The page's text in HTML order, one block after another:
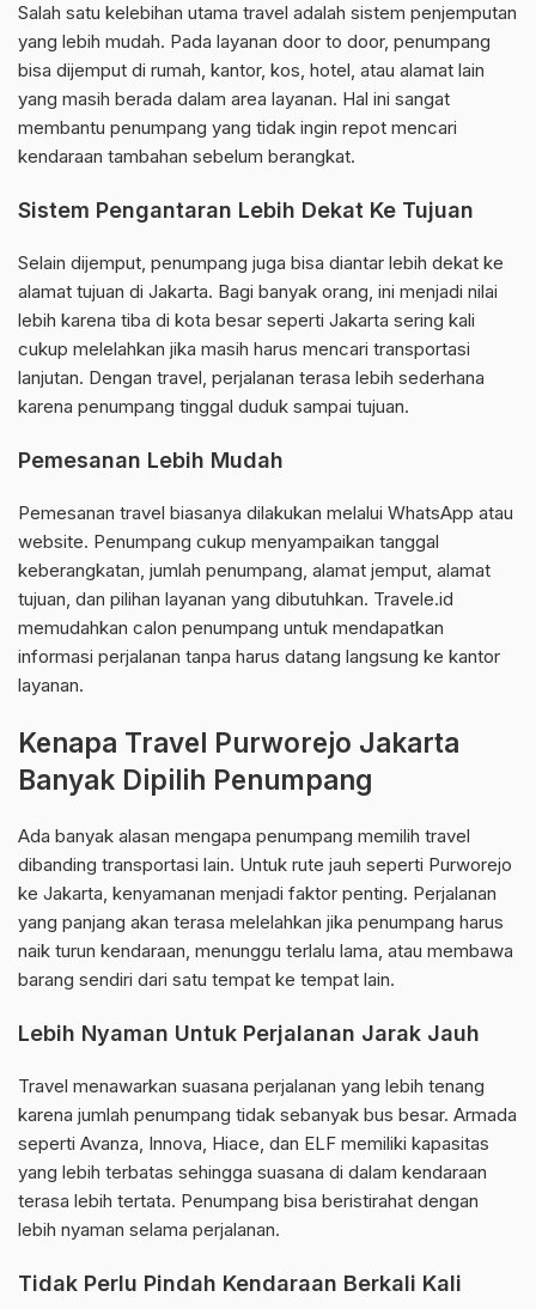
Salah satu kelebihan utama travel adalah sistem penjemputan
yang lebih mudah. Pada layanan door to door, penumpang
bisa dijemput di rumah, kantor, kos, hotel, atau alamat lain
yang masih berada dalam area layanan. Hal ini sangat
membantu penumpang yang tidak ingin repot mencari
kendaraan tambahan sebelum berangkat.
Sistem Pengantaran Lebih Dekat Ke Tujuan
Selain dijemput, penumpang juga bisa diantar lebih dekat ke
alamat tujuan di Jakarta. Bagi banyak orang, ini menjadi nilai
lebih karena tiba di kota besar seperti Jakarta sering kali
cukup melelahkan jika masih harus mencari transportasi
lanjutan. Dengan travel, perjalanan terasa lebih sederhana
karena penumpang tinggal duduk sampai tujuan.
Pemesanan Lebih Mudah
Pemesanan travel biasanya dilakukan melalui WhatsApp atau
website. Penumpang cukup menyampaikan tanggal
keberangkatan, jumlah penumpang, alamat jemput, alamat
tujuan, dan pilihan layanan yang dibutuhkan. Travele.id
memudahkan calon penumpang untuk mendapatkan
informasi perjalanan tanpa harus datang langsung ke kantor
layanan.
Kenapa Travel Purworejo Jakarta
Banyak Dipilih Penumpang
Ada banyak alasan mengapa penumpang memilih travel
dibanding transportasi lain. Untuk rute jauh seperti Purworejo
ke Jakarta, kenyamanan menjadi faktor penting. Perjalanan
yang panjang akan terasa melelahkan jika penumpang harus
naik turun kendaraan, menunggu terlalu lama, atau membawa
barang sendiri dari satu tempat ke tempat lain.
Lebih Nyaman Untuk Perjalanan Jarak Jauh
Travel menawarkan suasana perjalanan yang lebih tenang
karena jumlah penumpang tidak sebanyak bus besar. Armada
seperti Avanza, Innova, Hiace, dan ELF memiliki kapasitas
yang lebih terbatas sehingga suasana di dalam kendaraan
terasa lebih tertata. Penumpang bisa beristirahat dengan
lebih nyaman selama perjalanan.
Tidak Perlu Pindah Kendaraan Berkali Kali